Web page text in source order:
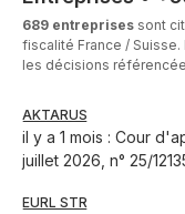
689 entreprises sont
fiscalité France /
les décisions
AKTARUS
il y a 1 mois : Cour
juillet 2026, n° 25/
EURL STR